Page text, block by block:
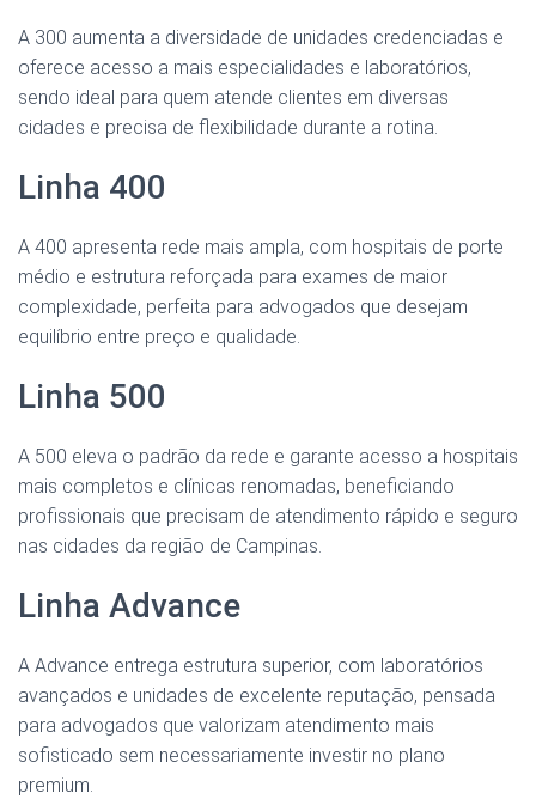
A 300 aumenta a diversidade de unidades credenciadas e
oferece acesso a mais especialidades e laboratórios,
sendo ideal para quem atende clientes em diversas
cidades e precisa de flexibilidade durante a rotina.
Linha 400
A 400 apresenta rede mais ampla, com hospitais de porte
médio e estrutura reforçada para exames de maior
complexidade, perfeita para advogados que desejam
equilíbrio entre preço e qualidade.
Linha 500
A 500 eleva o padrão da rede e garante acesso a hospitais
mais completos e clínicas renomadas, beneficiando
profissionais que precisam de atendimento rápido e seguro
nas cidades da região de Campinas.
Linha Advance
A Advance entrega estrutura superior, com laboratórios
avançados e unidades de excelente reputação, pensada
para advogados que valorizam atendimento mais
sofisticado sem necessariamente investir no plano
premium.